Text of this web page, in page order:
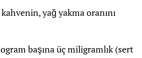
yağ yakma oranını
başına üç miligramlık (sert